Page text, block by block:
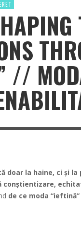
//
doar la haine, ci și
conștientizare,
de ce moda